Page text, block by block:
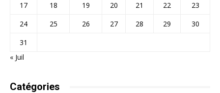
17
18 19 20 21 22
23
24
25 26 27 28 29
30
31
« Juil
Catégories